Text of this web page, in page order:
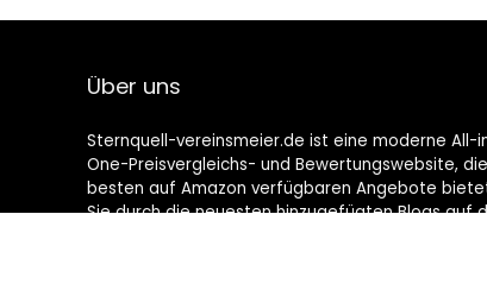
Über uns
Sternquell-vereinsmeier.de ist eine moderne All-
One-Preisvergleichs- und Bewertungswebsite,
besten auf Amazon verfügbaren Angebote
Sie durch die neuesten hinzugefügten Blogs auf